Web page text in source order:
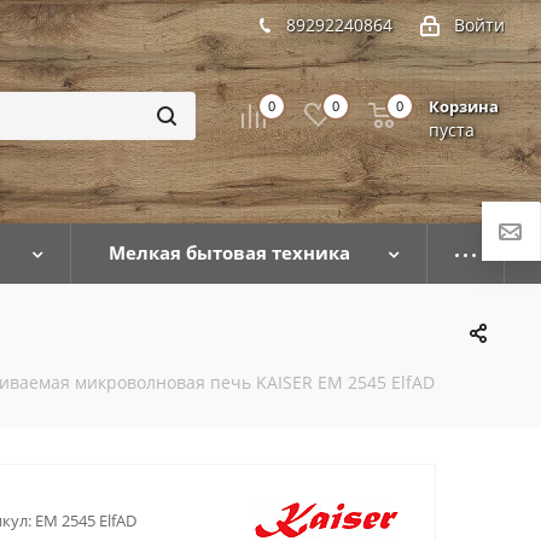
Войти
89292240864
0 0 Корзина
пуста
0
Мелкая бытовая техника
микроволновая печь KAISER EM 2545 ElfAD
EM 2545 ElfAD